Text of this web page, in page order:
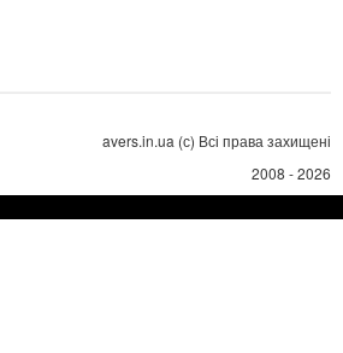
avers.in.ua (с) Всі права захищені
2008 - 2026